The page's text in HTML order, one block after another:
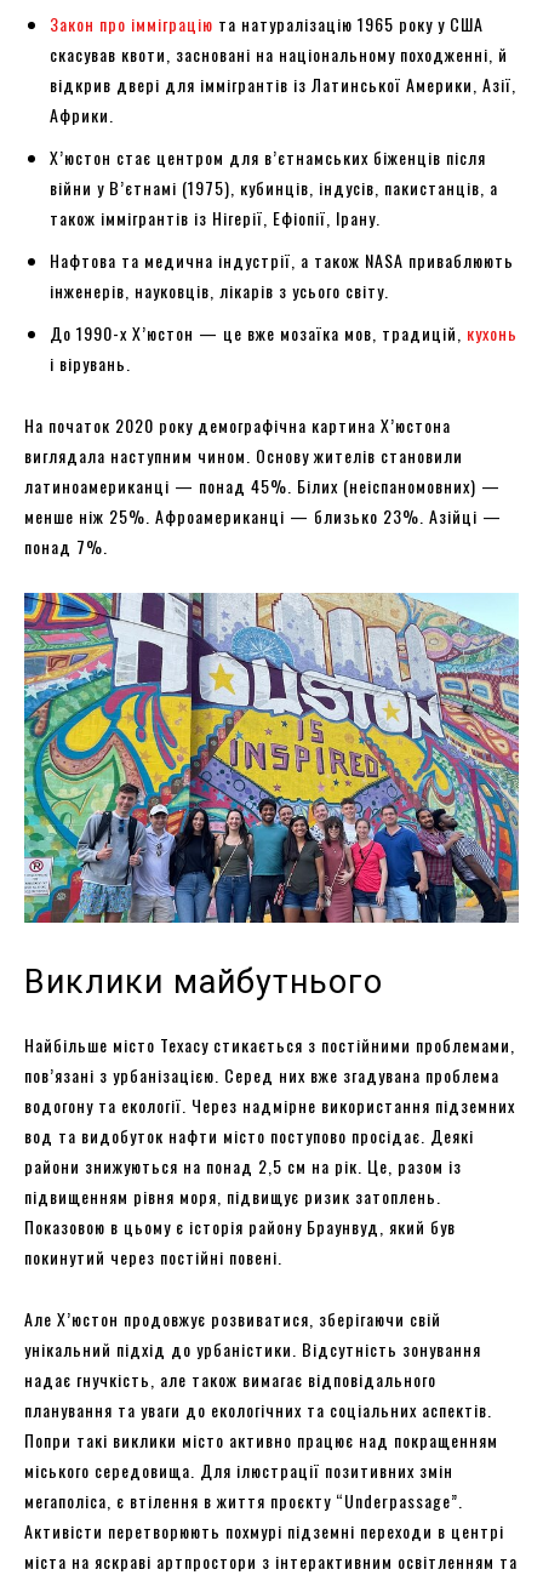
Закон про імміграцію та натуралізацію 1965 року у США
скасував квоти, засновані на національному походженні, й
відкрив двері для іммігрантів із Латинської Америки, Азії,
Африки.
Х’юстон стає центром для в’єтнамських біженців після
війни у В’єтнамі (1975), кубинців, індусів, пакистанців, а
також іммігрантів із Нігерії, Ефіопії, Ірану.
Нафтова та медична індустрії, а також NASA приваблюють
інженерів, науковців, лікарів з усього світу.
До 1990-х Х’юстон — це вже мозаїка мов, традицій, кухонь
і вірувань.
На початок 2020 року демографічна картина Х’юстона
виглядала наступним чином. Основу жителів становили
латиноамериканці — понад 45%. Білих (неіспаномовних) —
менше ніж 25%. Афроамериканці — близько 23%. Азійці —
понад 7%.
Виклики майбутнього
Найбільше місто Техасу стикається з постійними проблемами,
пов’язані з урбанізацією. Серед них вже згадувана проблема
водогону та екології. Через надмірне використання підземних
вод та видобуток нафти місто поступово просідає. Деякі
райони знижуються на понад 2,5 см на рік. Це, разом із
підвищенням рівня моря, підвищує ризик затоплень.
Показовою в цьому є історія району Браунвуд, який був
покинутий через постійні повені.
Але Х’юстон продовжує розвиватися, зберігаючи свій
унікальний підхід до урбаністики. Відсутність зонування
надає гнучкість, але також вимагає відповідального
планування та уваги до екологічних та соціальних аспектів.
Попри такі виклики місто активно працює над покращенням
міського середовища. Для ілюстрації позитивних змін
мегаполіса, є втілення в життя проєкту “Underpassage”.
Активісти перетворюють похмурі підземні переходи в центрі
міста на яскраві артпростори з інтерактивним освітленням та